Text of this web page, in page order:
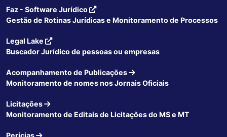
Faz - Software Jurídico
Gestão de Rotinas Jurídicas e Monitoramento de Processos
Legal Lake
Buscador Jurídico de pessoas ou empresas
Acompanhamento de Publicações
Monitoramento de nomes nos Jornais Oficiais
Licitações
Monitoramento de Editais de Licitações do MS e MT
Perícias